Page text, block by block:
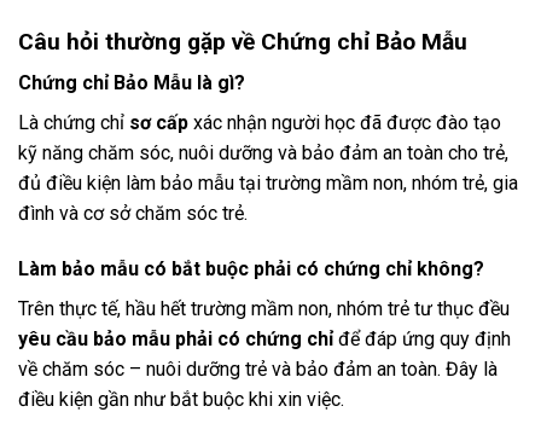
Câu hỏi thường gặp về Chứng chỉ Bảo Mẫu
Chứng chỉ Bảo Mẫu là gì?
Là chứng chỉ sơ cấp xác nhận người học đã được đào tạo
kỹ năng chăm sóc, nuôi dưỡng và bảo đảm an toàn cho trẻ,
đủ điều kiện làm bảo mẫu tại trường mầm non, nhóm trẻ, gia
đình và cơ sở chăm sóc trẻ.
Làm bảo mẫu có bắt buộc phải có chứng chỉ không?
Trên thực tế, hầu hết trường mầm non, nhóm trẻ tư thục đều
yêu cầu bảo mẫu phải có chứng chỉđể đáp ứng quy định
về chăm sóc – nuôi dưỡng trẻ và bảo đảm an toàn. Đây là
điều kiện gần như bắt buộc khi xin việc.